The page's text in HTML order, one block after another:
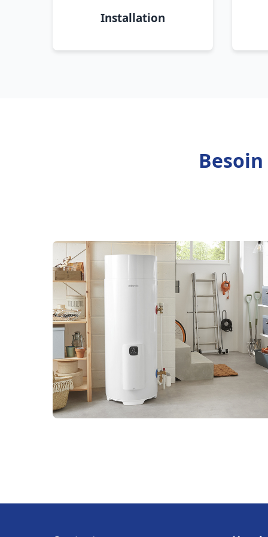
Installation